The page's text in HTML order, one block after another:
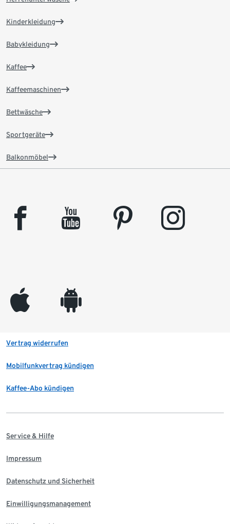
Kinderkleidung
Babykleidung
Kaffee
Kaffeemaschinen
Bettwäsche
Sportgeräte
Balkonmöbel
facebook youtube pinterest instagram
appleinc android
Vertrag widerrufen
Mobilfunkvertrag kündigen
Kaffee-Abo kündigen
Service & Hilfe
Impressum
Datenschutz und Sicherheit
Einwilligungsmanagement